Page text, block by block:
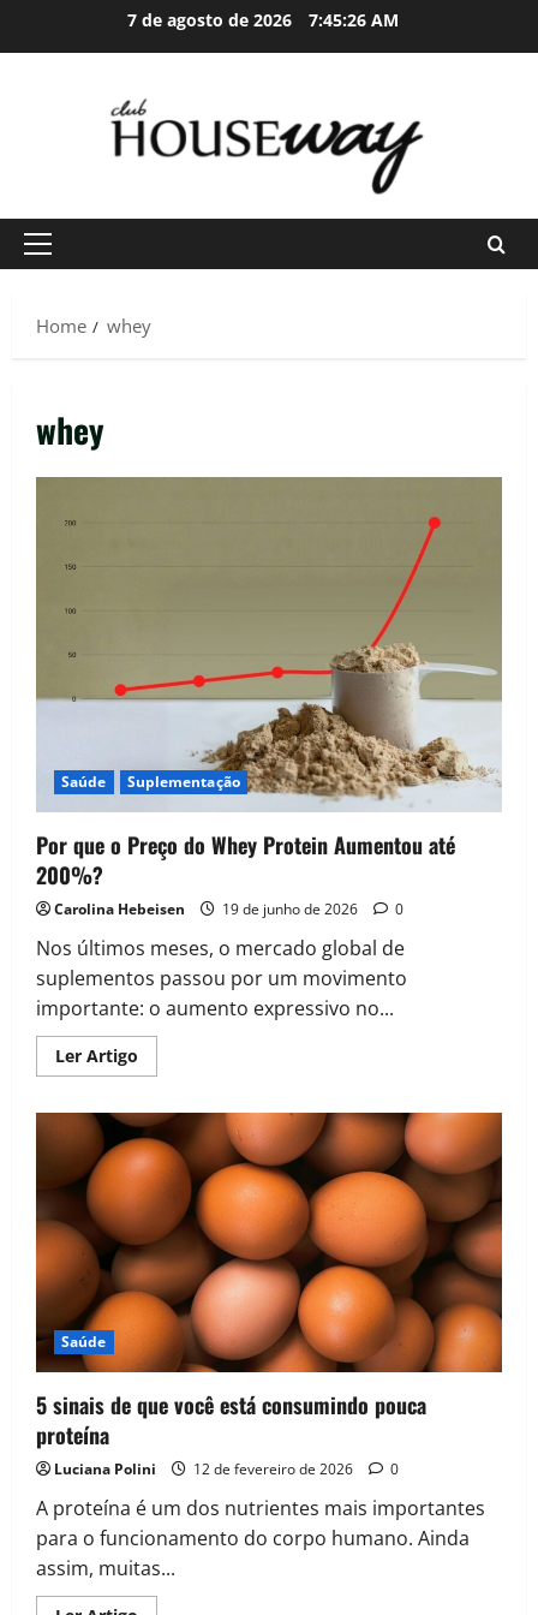
7 de agosto de 2026 7:45:26 AM
Primary
Home
whey
whey
Saúde Suplementação
Por que o Preço do Whey Protein Aumentou até
200%?
Carolina Hebeisen 19 de junho de 2026 0
Nos últimos meses, o mercado global de
suplementos passou por um movimento
importante: o aumento expressivo no...
Ler Artigo
more
que
o
Preço
do
Whey
Protein
Aumentou
até
200%?
Saúde
5 sinais de que você está consumindo pouca
proteína
Luciana Polini 12 de fevereiro de 2026 0
A proteína é um dos nutrientes mais importantes
para o funcionamento do corpo humano. Ainda
assim, muitas...